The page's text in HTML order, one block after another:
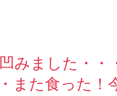
みました・・
また食った！